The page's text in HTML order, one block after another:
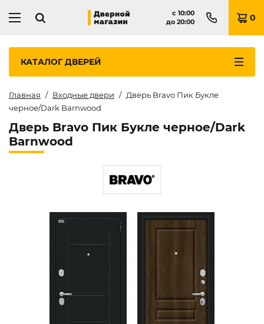
с 10:00
до 20:00 0
КАТАЛОГДВЕРЕЙ
Главная Входные двери
Дверь Bravo Пик Букле
черное/Dark Barnwood
Дверь Bravo Пик Букле черное/Dark
Barnwood